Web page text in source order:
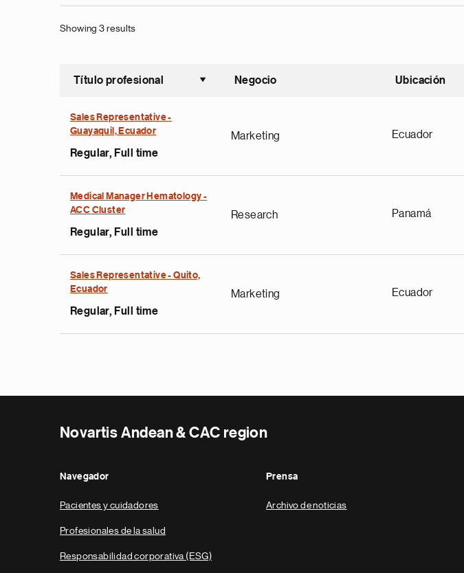
Showing 3 results
Título profesional
Ordenar ascendente
Negocio Ubicación
Sales Representative -
Guayaquil, Ecuador
Regular, Full time
Marketing Ecuador
Medical Manager Hematology -
ACC Cluster
Regular, Full time
Research Panamá
Sales Representative - Quito,
Ecuador
Regular, Full time
Marketing Ecuador
Novartis Andean & CAC region
Navegador
Pacientes y cuidadores
Profesionales de la salud
Responsabilidad corporativa (ESG)
Prensa
Archivo de noticias